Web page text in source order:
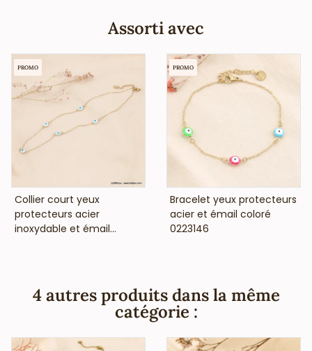
cadnium et est anti-allergique (conformément aux lois
françaises et européennes).Assorti avec
VOIR LE PRIX
Collier court yeux
protecteurs acier
inoxydable et émail...
PROMO
VOIR LE PRIX
Bracelet yeux protecteurs
acier et émail coloré
0223146
PROMO
4 autres produits dans la même
catégorie :